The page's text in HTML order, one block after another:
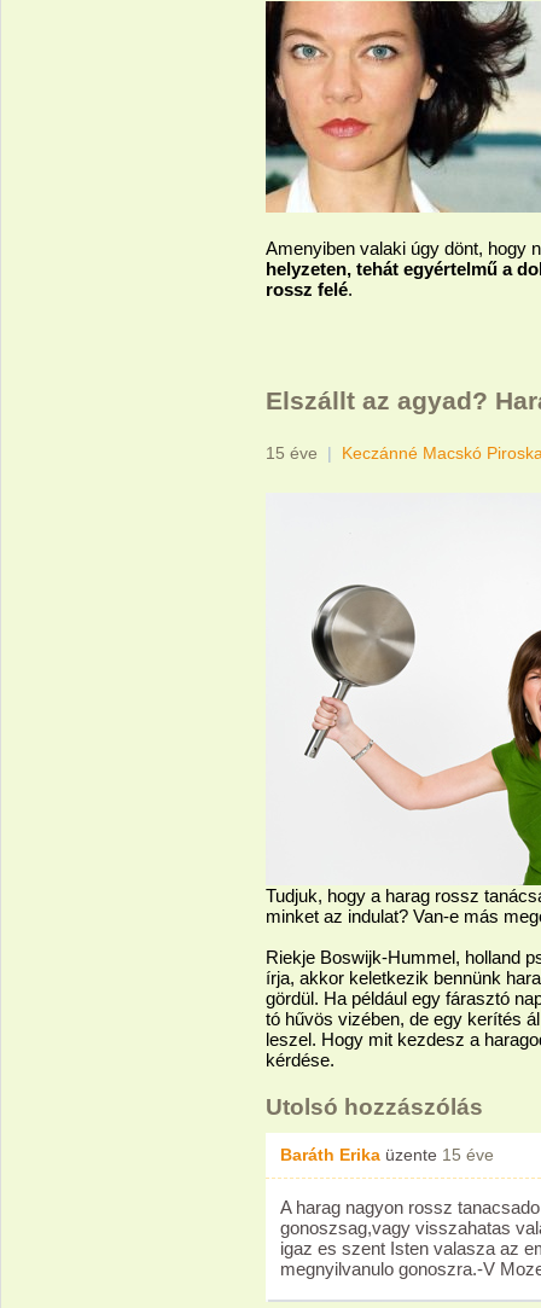
Amenyiben valaki úgy dönt,
helyzeten, tehát egyértelmű a
rossz felé.
Elszállt az agyad?
15 éve | Keczánné Macskó
Tudjuk, hogy a harag rossz
minket az indulat? Van-e más
Riekje Boswijk-Hummel, holland
írja, akkor keletkezik bennünk
gördül. Ha például egy fárasztó
tó hűvös vizében, de egy kerítés
leszel. Hogy mit kezdesz a
kérdése.
Utolsó hozzászólás
Baráth Erika üzente 15 éve
A harag nagyon rossz
gonoszsag,vagy visszahatas
igaz es szent Isten valasza az
megnyilvanulo gonoszra.-V